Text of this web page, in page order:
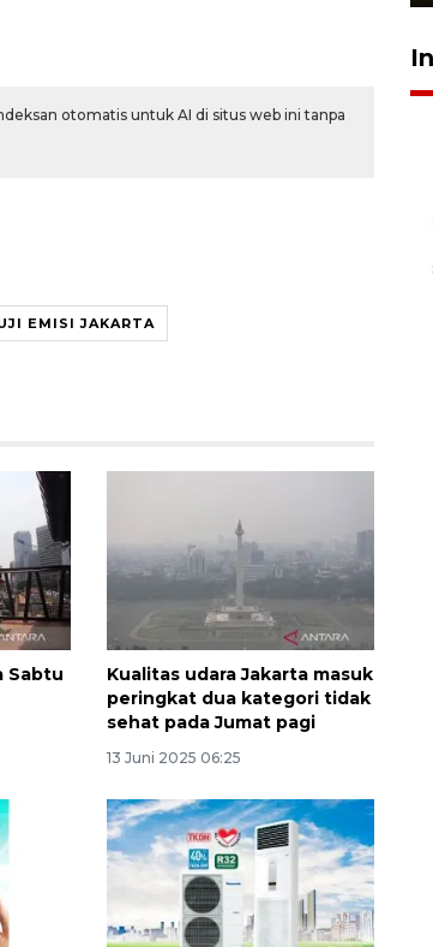
otomatis untuk AI di situs web ini tanpa
EMISI JAKARTA
Sabtu
Kualitas udara Jakarta masuk
peringkat dua kategori tidak
sehat pada Jumat pagi
13 Juni 2025 06:25
Sinyal positif perekonomian
Indonesia
2026-08-05 15:00:00